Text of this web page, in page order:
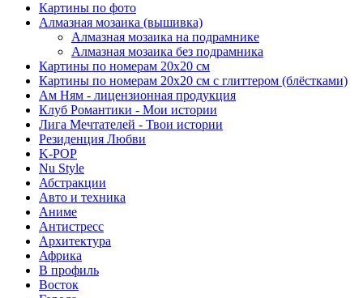
Картины по фото
Алмазная мозаика (вышивка)
Алмазная мозаика на подрамнике
Алмазная мозаика без подрамника
Картины по номерам 20х20 см
Картины по номерам 20х20 см с глиттером (блёстками)
Ам Ням - лицензионная продукция
Клуб Романтики - Мои истории
Лига Мечтателей - Твои истории
Резиденция Любви
K-POP
Nu Style
Абстракции
Авто и техника
Аниме
Антистресс
Архитектура
Африка
В профиль
Восток